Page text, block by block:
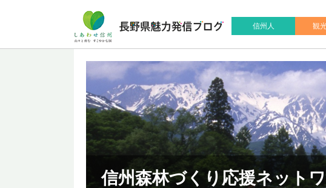
信州人
観
信州森林づくり応援ネット